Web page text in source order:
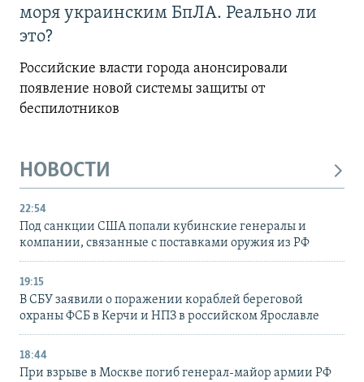
моря украинским БпЛА. Реально ли
это?
Российские власти города анонсировали
появление новой системы защиты от
беспилотников
НОВОСТИ
22:54
Под санкции США попали кубинские генералы и
компании, связанные с поставками оружия из РФ
19:15
В СБУ заявили о поражении кораблей береговой
охраны ФСБ в Керчи и НПЗ в российском Ярославле
18:44
При взрыве в Москве погиб генерал-майор армии РФ